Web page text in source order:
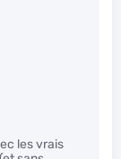
les vrais